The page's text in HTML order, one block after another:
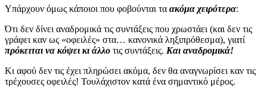
Υπάρχουν όμως κάποιοι που φοβούνται τα ακόμα χειρότερα:
Ότι δεν δίνει αναδρομικά τις συντάξεις που χρωστάει (και δεν τις
γράφει καν ως «οφειλές» στα… κανονικά ληξιπρόθεσμα), γιατί
πρόκειται να κόψει κι άλλο τις συντάξεις. Και αναδρομικά!
Κι αφού δεν τις έχει πληρώσει ακόμα, δεν θα αναγνωρίσει καν τις
τρέχουσες οφειλές! Τουλάχιστον κατά ένα σημαντικό μέρος.